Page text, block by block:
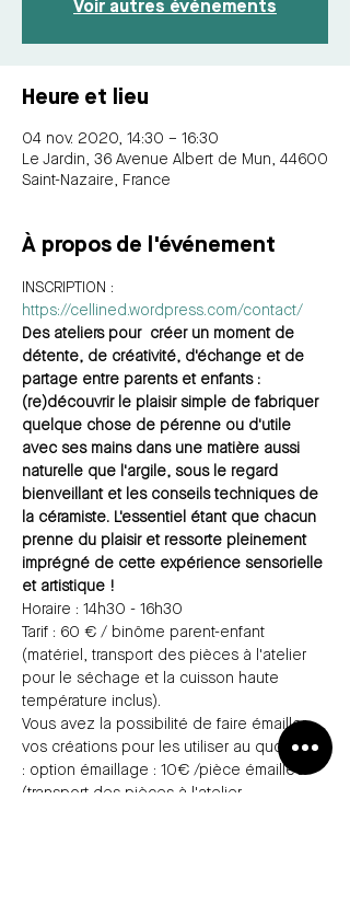
Voir autres événements
Heure et lieu
04 nov. 2020, 14:30 – 16:30
Le Jardin, 36 Avenue Albert de Mun, 44600
Saint-Nazaire, France
À propos de l'événement
INSCRIPTION :
https://cellined.wordpress.com/contact/
Des ateliers pour  créer un moment de
détente, de créativité, d'échange et de
partage entre parents et enfants :
(re)découvrir le plaisir simple de fabriquer
quelque chose de pérenne ou d'utile
avec ses mains dans une matière aussi
naturelle que l'argile, sous le regard
bienveillant et les conseils techniques de
la céramiste. L'essentiel étant que chacun
prenne du plaisir et ressorte pleinement
imprégné de cette expérience sensorielle
et artistique !
Horaire : 14h30 - 16h30
Tarif : 60 € / binôme parent-enfant
(matériel, transport des pièces à l'atelier
pour le séchage et la cuisson haute
température inclus).
Vous avez la possibilité de faire émailler
vos créations pour les utiliser au quotidien
: option émaillage : 10€ /pièce émaillée
(transport des pièces à l'atelier,